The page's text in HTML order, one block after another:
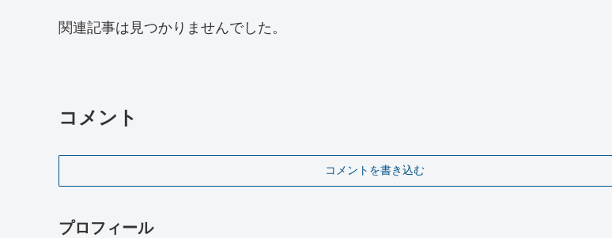
関連記事は見つかりませんでした。
コメント
コメントを書き込む
プロフィール